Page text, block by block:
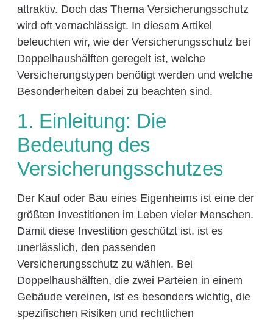
attraktiv. Doch das Thema Versicherungsschutz
wird oft vernachlässigt. In diesem Artikel
beleuchten wir, wie der Versicherungsschutz bei
Doppelhaushälften geregelt ist, welche
Versicherungstypen benötigt werden und welche
Besonderheiten dabei zu beachten sind.
1. Einleitung: Die
Bedeutung des
Versicherungsschutzes
Der Kauf oder Bau eines Eigenheims ist eine der
größten Investitionen im Leben vieler Menschen.
Damit diese Investition geschützt ist, ist es
unerlässlich, den passenden
Versicherungsschutz zu wählen. Bei
Doppelhaushälften, die zwei Parteien in einem
Gebäude vereinen, ist es besonders wichtig, die
spezifischen Risiken und rechtlichen